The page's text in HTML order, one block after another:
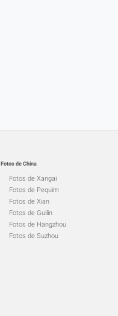
Fotos de China
Fotos de Xangai
Fotos de Pequim
Fotos de Xian
Fotos de Guilin
Fotos de Hangzhou
Fotos de Suzhou